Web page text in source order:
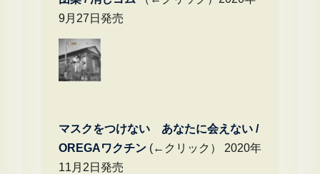
9月27日発売
マスクをつけない あなたに会えない /
OREGAワクチン(←クリック） 2020年
11月2日発売